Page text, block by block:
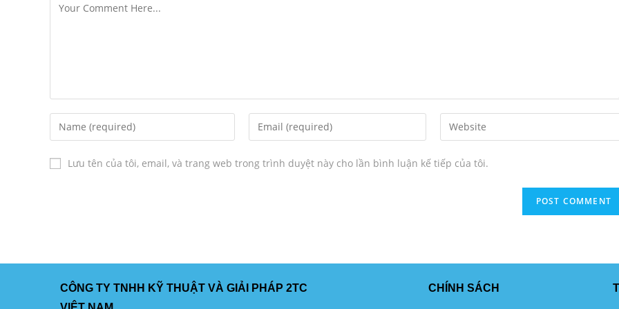
Lưu tên của tôi, email, và trang web trong trình duyệt này cho lần bình luận kế tiếp của tôi.
CÔNG TY TNHH KỸ THUẬT VÀ GIẢI PHÁP 2TC
CHÍNH SÁCH